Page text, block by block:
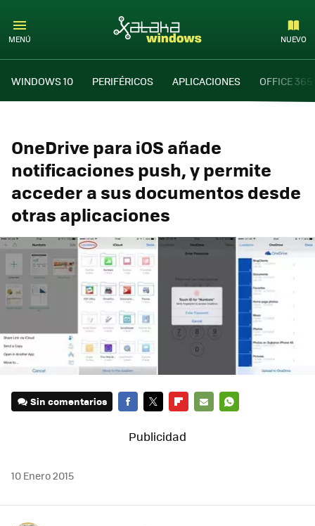
MENÚ NUEVO
WINDOWS 10 PERIFÉRICOS APLICACIONES OFFICE 365
OneDrive para iOS añade
notificaciones push, y permite
acceder a sus documentos desde
otras aplicaciones
Sin comentarios
10 Enero 2015